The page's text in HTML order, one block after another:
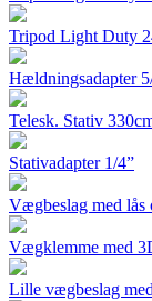
Tripod Light Duty
Hældningsadapter
Telesk. Stativ
Stativadapter 1/4”
Vægbeslag med lås
Vægklemme med
Lille vægbeslag